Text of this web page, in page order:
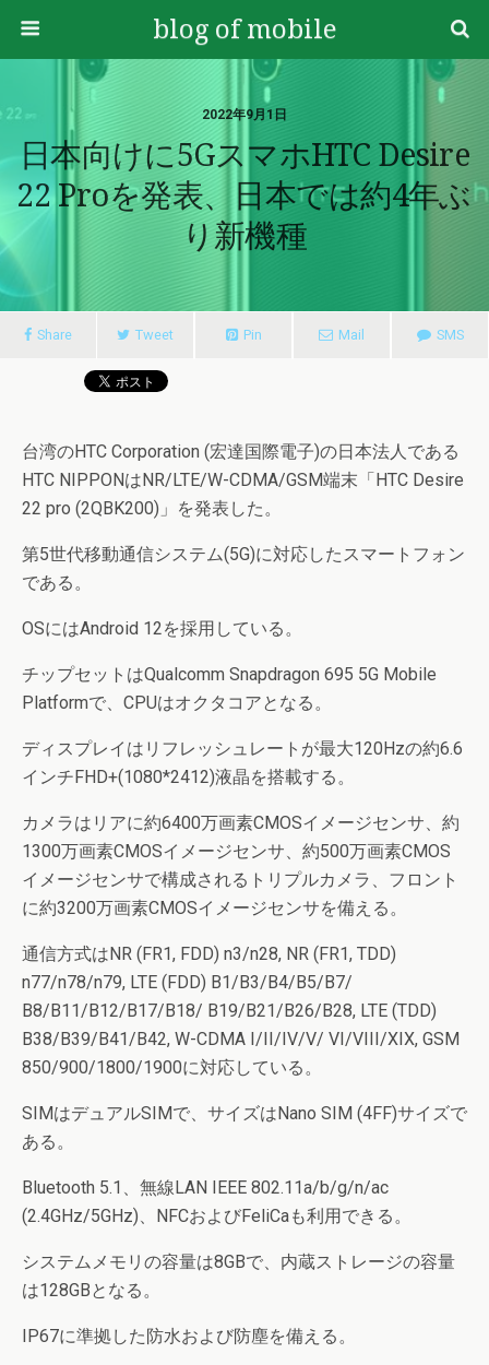
blog of mobile
2022年9月1日
日本向けに5GスマホHTC Desire
22 Proを発表、日本では約4年ぶ
り新機種
Share Tweet Pin Mail SMS
台湾のHTC Corporation (宏達国際電子)の日本法人である
HTC NIPPONはNR/LTE/W-CDMA/GSM端末「HTC Desire
22 pro (2QBK200)」を発表した。
第5世代移動通信システム(5G)に対応したスマートフォン
である。
OSにはAndroid 12を採用している。
チップセットはQualcomm Snapdragon 695 5G Mobile
Platformで、CPUはオクタコアとなる。
ディスプレイはリフレッシュレートが最大120Hzの約6.6
インチFHD+(1080*2412)液晶を搭載する。
カメラはリアに約6400万画素CMOSイメージセンサ、約
1300万画素CMOSイメージセンサ、約500万画素CMOS
イメージセンサで構成されるトリプルカメラ、フロント
に約3200万画素CMOSイメージセンサを備える。
通信方式はNR (FR1, FDD) n3/n28, NR (FR1, TDD)
n77/n78/n79, LTE (FDD) B1/B3/B4/B5/B7/
B8/B11/B12/B17/B18/ B19/B21/B26/B28, LTE (TDD)
B38/B39/B41/B42, W-CDMA I/II/IV/V/ VI/VIII/XIX, GSM
850/900/1800/1900に対応している。
SIMはデュアルSIMで、サイズはNano SIM (4FF)サイズで
ある。
Bluetooth 5.1、無線LAN IEEE 802.11a/b/g/n/ac
(2.4GHz/5GHz)、NFCおよびFeliCaも利用できる。
システムメモリの容量は8GBで、内蔵ストレージの容量
は128GBとなる。
IP67に準拠した防水および防塵を備える。